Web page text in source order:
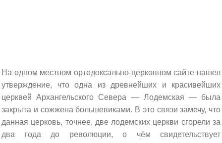
На одном местном ортодоксально-церковном сайте нашел
утверждение, что одна из древнейших и красивейших
церквей Архангельского Севера — Лодемская — была
закрыта и сожжена большевиками. В это связи замечу, что
данная церковь, точнее, две лодемских церкви сгорели за
два года до революции, о чём свидетельствует